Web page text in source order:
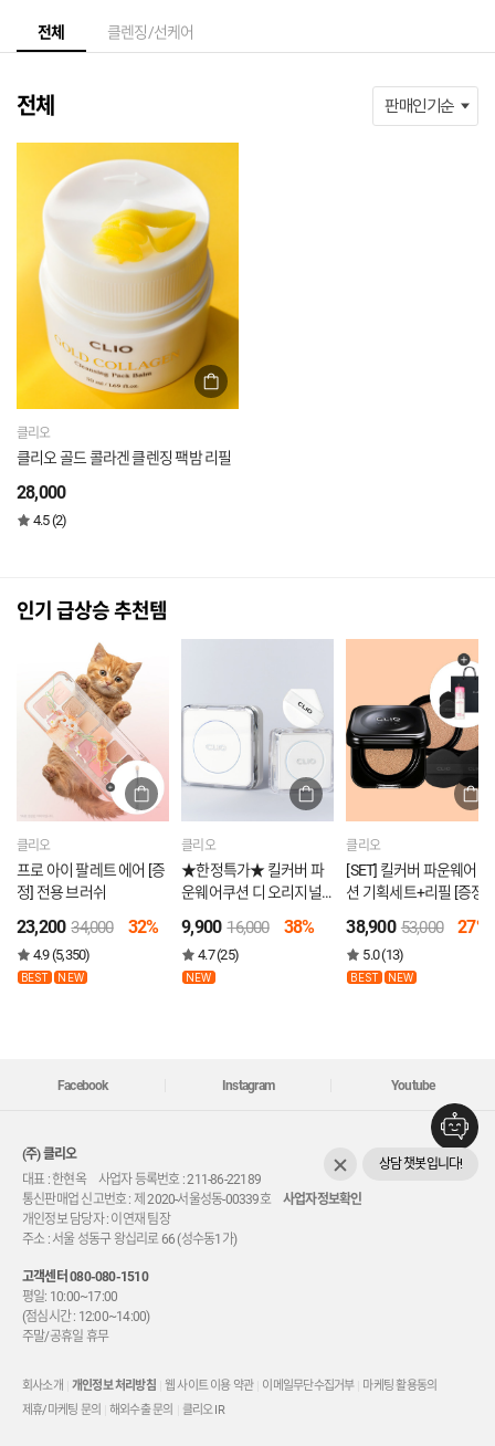
전체 클렌징/선케어
전체
클리오
클리오 골드 콜라겐 클렌징 팩밤 리필
28,000
4.5 (2)
인기 급상승 추천템
클리오
프로 아이 팔레트 에어 [증
정] 전용 브러쉬
23,200 34,000 32%
4.9 (5,350)
BEST NEW
클리오
★한정특가★ 킬커버 파
운웨어쿠션 디 오리지널
9,900 16,000 38%
4.7 (25)
NEW
클리오
[SET] 킬커버 파운웨어 쿠
션 기획세트+리필 [증정]
+쇼핑백
38,900 53,000 27%
5.0 (13)
BEST NEW
Facebook Instagram Youtube
(주) 클리오
대표 : 한현옥 사업자 등록번호 : 211-86-22189
통신판매업 신고번호 : 제 2020-서울성동-00339호사업자정보확인
개인정보 담당자 : 이연재 팀장
주소 : 서울 성동구 왕십리로 66 (성수동1가)
고객센터080-080-1510
평일: 10:00~17:00
(점심시간 : 12:00~14:00)
주말/공휴일 휴무
회사소개 개인정보 처리방침 웹 사이트 이용 약관 이메일무단수집거부
마케팅 활용동의
제휴/마케팅 문의
해외수출 문의 클리오 IR
상담 챗봇입니다!